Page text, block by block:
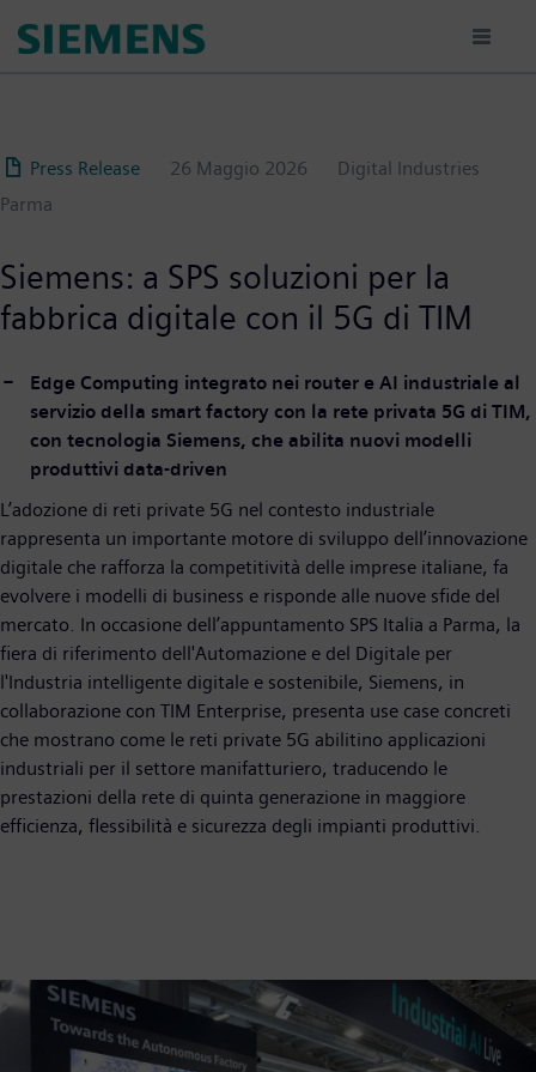
Press Release 26 Maggio 2026
Digital Industries
Parma
Siemens: a SPS soluzioni per la
fabbrica digitale con il 5G di TIM
Edge Computing integrato nei router e AI industriale al
servizio della smart factory con la rete privata 5G di TIM,
con tecnologia Siemens, che abilita nuovi modelli
produttivi data-driven
L’adozione di reti private 5G nel contesto industriale
rappresenta un importante motore di sviluppo dell’innovazione
digitale che rafforza la competitività delle imprese italiane, fa
evolvere i modelli di business e risponde alle nuove sfide del
mercato. In occasione dell’appuntamento SPS Italia a Parma, la
fiera di riferimento dell'Automazione e del Digitale per
l'Industria intelligente digitale e sostenibile, Siemens, in
collaborazione con TIM Enterprise, presenta use case concreti
che mostrano come le reti private 5G abilitino applicazioni
industriali per il settore manifatturiero, traducendo le
prestazioni della rete di quinta generazione in maggiore
efficienza, flessibilità e sicurezza degli impianti produttivi.